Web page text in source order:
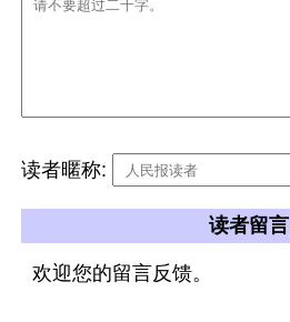
读者暱称:
读者留言
欢迎您的留言反馈。